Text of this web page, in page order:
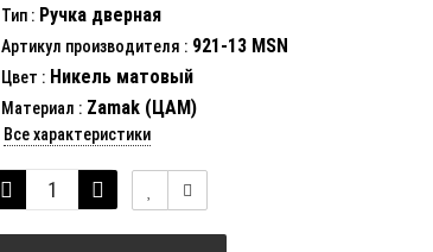
Тип : Ручка дверная
Артикул производителя : 921-13 MSN
Цвет : Никель матовый
Материал : Zamak (ЦАМ)
Все характеристики